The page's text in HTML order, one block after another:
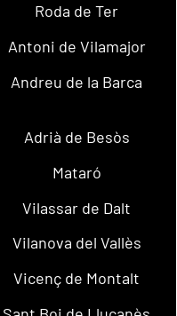
Roda de Ter
Antoni de Vilamajor
Andreu de la Barca
Adrià de Besòs
Mataró
Vilassar de Dalt
Vilanova del Vallès
Vicenç de Montalt